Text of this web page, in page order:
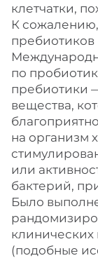
клетчатки,
К
пребиотиков
по
пребиотики
вещества,
на организм
или
бактерий,
Было
клинических
(подобные